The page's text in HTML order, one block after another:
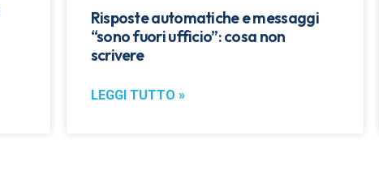
Risposte automatiche e messaggi
“sono fuori ufficio”: cosa non
scrivere
LEGGI TUTTO »